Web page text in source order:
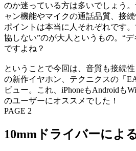
のか迷っている方は多いでしょう
ャン機能やマイクの通話品質、接
ポイントは本当に人それぞれです
協しない”のが大人というもの。“
ですよね？
ということで今回は、音質も接続
の新作イヤホン、テクニクスの「
ビュー。これ、iPhoneもAndroidも
のユーザーにオススメでした！
PAGE 2
10mmドライバーによ